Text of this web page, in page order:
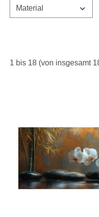
Material
1 bis 18 (von insgesamt